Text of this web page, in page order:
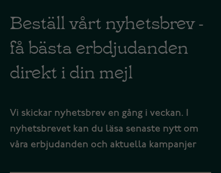
Beställ vårt nyhetsbrev -
få bästa erbdjudanden
direkt i din mejl
Vi skickar nyhetsbrev en gång i veckan. I
nyhetsbrevet kan du läsa senaste nytt om
våra erbjudanden och aktuella kampanjer